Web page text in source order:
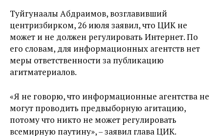
Туйгунаалы Абдраимов, возглавивший
центризбирком, 26 июля заявил, что ЦИК не
может и не должен регулировать Интернет. По
его словам, для информационных агентств нет
меры ответственности за публикацию
агитматериалов.
«Я не говорю, что информационные агентства не
могут проводить предвыборную агитацию,
потому что никто не может регулировать
всемирную паутину», – заявил глава ЦИК.